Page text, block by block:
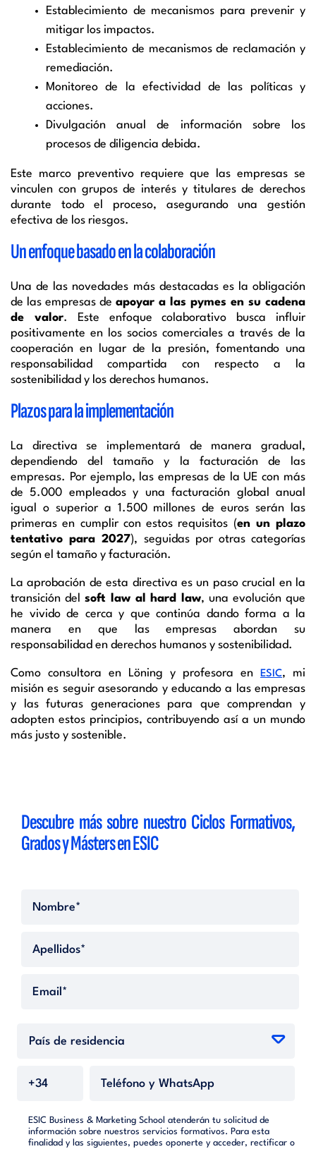
Establecimiento de mecanismos para prevenir y
mitigar los impactos.
Establecimiento de mecanismos de reclamación y
remediación.
Monitoreo de la efectividad de las políticas y
acciones.
Divulgación anual de información sobre los
procesos de diligencia debida.
Este marco preventivo requiere que las empresas se
vinculen con grupos de interés y titulares de derechos
durante todo el proceso, asegurando una gestión
efectiva de los riesgos.
Un enfoque basado en la colaboración
Una de las novedades más destacadas es la obligación
de las empresas de apoyar a las pymes en su cadena
de valor. Este enfoque colaborativo busca influir
positivamente en los socios comerciales a través de la
cooperación en lugar de la presión, fomentando una
responsabilidad compartida con respecto a la
sostenibilidad y los derechos humanos.
Plazos para la implementación
La directiva se implementará de manera gradual,
dependiendo del tamaño y la facturación de las
empresas. Por ejemplo, las empresas de la UE con más
de 5.000 empleados y una facturación global anual
igual o superior a 1.500 millones de euros serán las
primeras en cumplir con estos requisitos (en un plazo
tentativo para 2027), seguidas por otras categorías
según el tamaño y facturación.
La aprobación de esta directiva es un paso crucial en la
transición del soft law al hard law, una evolución que
he vivido de cerca y que continúa dando forma a la
manera en que las empresas abordan su
responsabilidad en derechos humanos y sostenibilidad.
Como consultora en Löning y profesora en ESIC, mi
misión es seguir asesorando y educando a las empresas
y las futuras generaciones para que comprendan y
adopten estos principios, contribuyendo así a un mundo
más justo y sostenible.
Descubre más sobre nuestro Ciclos Formativos,
Grados y Másters en ESIC
ESIC Business & Marketing School atenderán tu solicitud de
información sobre nuestros servicios formativos. Para esta
finalidad y las siguientes, puedes oponerte y acceder, rectificar o